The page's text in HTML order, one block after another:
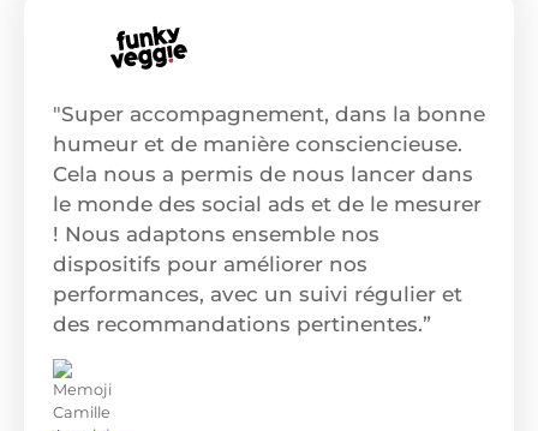
"Super accompagnement, dans la bonne
humeur et de manière consciencieuse.
Cela nous a permis de nous lancer dans
le monde des social ads et de le mesurer
! Nous adaptons ensemble nos
dispositifs pour améliorer nos
performances, avec un suivi régulier et
des recommandations pertinentes.”